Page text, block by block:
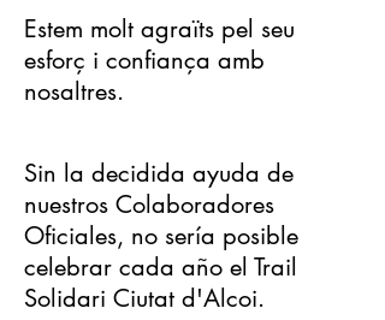
Estem molt agraïts pel seu
esforç i confiança amb
nosaltres.
Sin la decidida ayuda de
nuestros Colaboradores
Oficiales, no sería posible
celebrar cada año el Trail
Solidari Ciutat d'Alcoi.